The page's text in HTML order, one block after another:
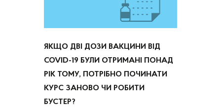
ЯКЩО ДВІ ДОЗИ ВАКЦИНИ ВІД
COVID-19 БУЛИ ОТРИМАНІ ПОНАД
РІК ТОМУ, ПОТРІБНО ПОЧИНАТИ
КУРС ЗАНОВО ЧИ РОБИТИ
БУСТЕР?